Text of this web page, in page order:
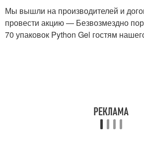
Мы вышли на производителей и
провести акцию — Безвозмездно
70 упаковок Python Gel гостям